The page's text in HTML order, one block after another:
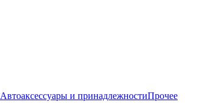
Автоаксессуары и принадлежностиПрочее